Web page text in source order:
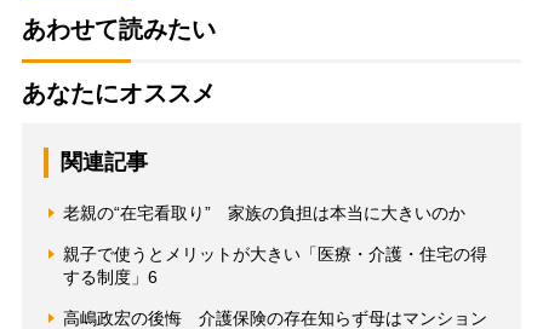
あわせて読みたい
あなたにオススメ
関連記事
老親の“在宅看取り” 家族の負担は本当に大きいのか
親子で使うとメリットが大きい「医療・介護・住宅の得
する制度」6
高嶋政宏の後悔 介護保険の存在知らず母はマンション